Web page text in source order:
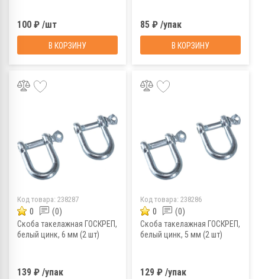
100 ₽ /шт
В КОРЗИНУ
85 ₽ /упак
В КОРЗИНУ
Код товара: 238287
0 (0)
Скоба такелажная ГОСКРЕП,
белый цинк, 6 мм (2 шт)
139 ₽ /упак
Код товара: 238286
0 (0)
Скоба такелажная ГОСКРЕП,
белый цинк, 5 мм (2 шт)
129 ₽ /упак